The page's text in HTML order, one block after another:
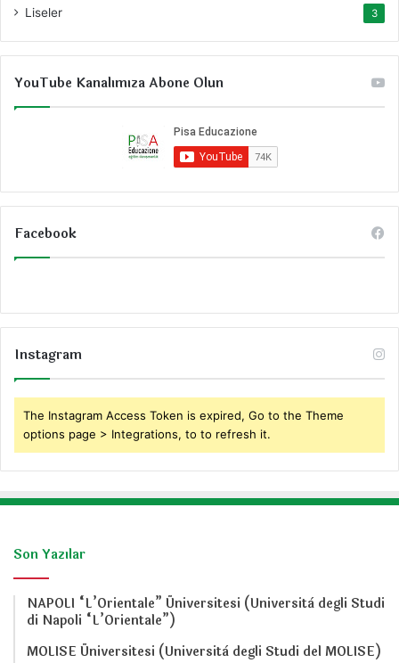
Liseler 3
YouTube Kanalımıza Abone Olun
Facebook
Instagram
The Instagram Access Token is expired, Go to the Theme
options page > Integrations, to to refresh it.
Son Yazılar
NAPOLI “L’Orientale” Üniversitesi (Università degli Studi
di Napoli “L’Orientale”)
MOLISE Üniversitesi (Università degli Studi del MOLISE)